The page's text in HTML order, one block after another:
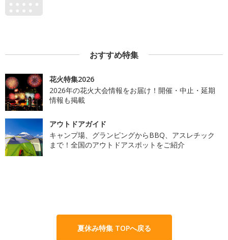
おすすめ特集
花火特集2026
2026年の花火大会情報をお届け！開催・中止・延期
情報も掲載
アウトドアガイド
キャンプ場、グランピングからBBQ、アスレチック
まで！全国のアウトドアスポットをご紹介
夏休み特集 TOPへ戻る